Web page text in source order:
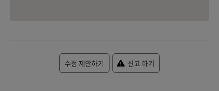
수정 제안하기 신고 하기